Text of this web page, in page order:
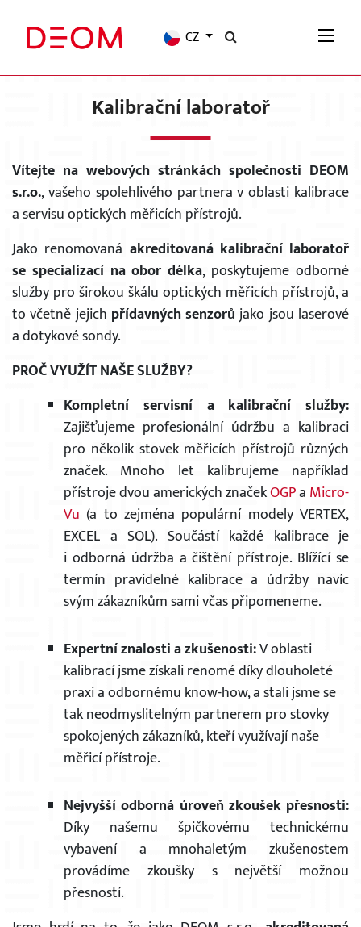
CZ
Kalibrační laboratoř
Vítejte na webových stránkách společnosti DEOM
s.r.o., vašeho spolehlivého partnera v oblasti kalibrace
a servisu optických měřicích přístrojů.
Jako renomovaná akreditovaná kalibrační laboratoř
se specializací na obor délka, poskytujeme odborné
služby pro širokou škálu optických měřicích přístrojů, a
to včetnějejich přídavných senzorůjako jsou laserové
a dotykové sondy.
PROČ VYUŽÍT NAŠE SLUŽBY?
Kompletní servisní a kalibrační služby:
Zajišťujeme profesionální údržbu a kalibraci
pro několik stovek měřicích přístrojů různých
značek. Mnoho let kalibrujeme například
přístroje dvou amerických značekOGPa Micro-
Vu (a to zejména populární modely VERTEX,
EXCEL a SOL). Součástí každé kalibrace je
i odborná údržba a čištění přístroje. Blížící se
termín pravidelné kalibrace a údržby navíc
svým zákazníkům sami včas připomeneme.
Expertní znalosti a zkušenosti:V oblasti
kalibrací jsme získali renomé díky dlouholeté
praxi a odbornému know-how, a stali jsme se
tak neodmyslitelným partnerem pro stovky
spokojených zákazníků, kteří využívají naše
měřicí přístroje.
Nejvyšší odborná úroveň zkoušek přesnosti:
Díky našemu špičkovému technickému
vybavení a mnohaletým zkušenostem
provádíme zkoušky s největší možnou
přesností.